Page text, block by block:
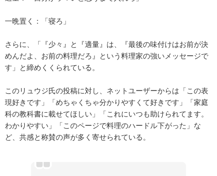
一晩置く：「寝ろ」
さらに、「『少々』と『適量』は、『最後の味付けはお前が決
めんだよ、お前の料理だろ』という料理家の強いメッセージで
す」と締めくくられている。
このリュウジ氏の投稿に対し、ネットユーザーからは「この表
現好きです」「めちゃくちゃ分かりやすくて好きです」「家庭
科の教科書に載せてほしい」「これにいつも助けられてます。
わかりやすい」「このページで料理のハードル下がった」な
ど、共感と称賛の声が多く寄せられている。